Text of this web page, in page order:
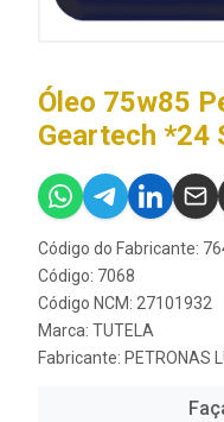
Óleo 75w85
Geartech *24
Código do Fabricante:
Código: 7068
Código NCM: 27101932
Marca: TUTELA
Fabricante: PETRONAS